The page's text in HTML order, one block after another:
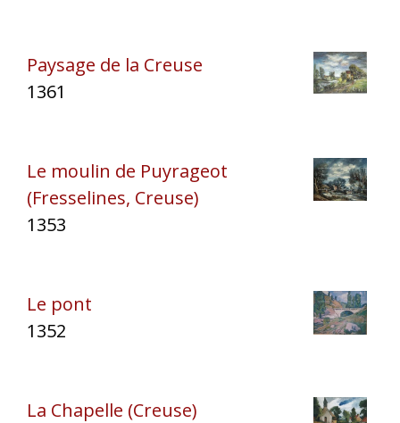
Paysage de la Creuse
1361
Le moulin de Puyrageot
(Fresselines, Creuse)
1353
Le pont
1352
La Chapelle (Creuse)